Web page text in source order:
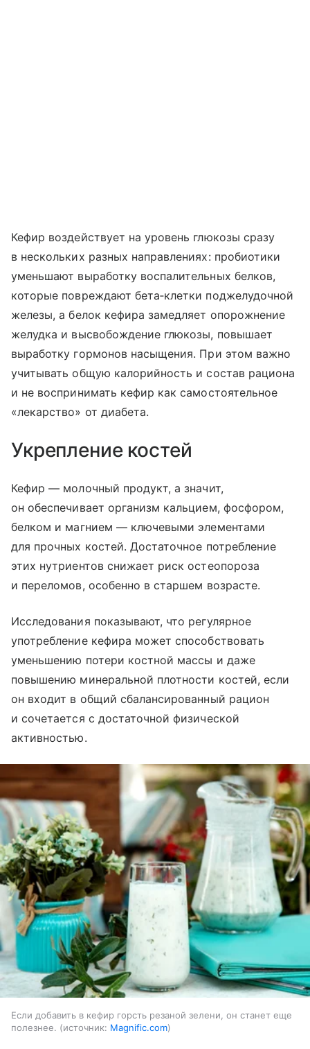
Кефир воздействует на уровень глюкозы сразу
в нескольких разных направлениях: пробиотики
уменьшают выработку воспалительных белков,
которые повреждают бета‑клетки поджелудочной
железы, а белок кефира замедляет опорожнение
желудка и высвобождение глюкозы, повышает
выработку гормонов насыщения. При этом важно
учитывать общую калорийность и состав рациона
и не воспринимать кефир как самостоятельное
«лекарство» от диабета.
Укрепление костей
Кефир — молочный продукт, а значит,
он обеспечивает организм кальцием, фосфором,
белком и магнием — ключевыми элементами
для прочных костей. Достаточное потребление
этих нутриентов снижает риск остеопороза
и переломов, особенно в старшем возрасте.
Исследования показывают, что регулярное
употребление кефира может способствовать
уменьшению потери костной массы и даже
повышению минеральной плотности костей, если
он входит в общий сбалансированный рацион
и сочетается с достаточной физической
активностью.
Если добавить в кефир горсть резаной зелени, он станет еще
полезнее.
источник: Magnific.com